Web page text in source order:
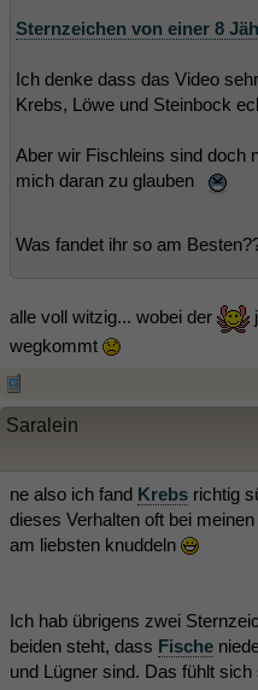
Sternzeichen von einer 8
Ich denke dass das Video
Krebs, Löwe und Steinbock
Aber wir Fischleins sind doch
mich daran zu glauben
Was fandet ihr so am
alle voll witzig... wobei der
wegkommt
Saralein
ne also ich fand Krebs richtig
dieses Verhalten oft bei
am liebsten knuddeln
Ich hab übrigens zwei
beiden steht, dass Fische
und Lügner sind. Das fühlt